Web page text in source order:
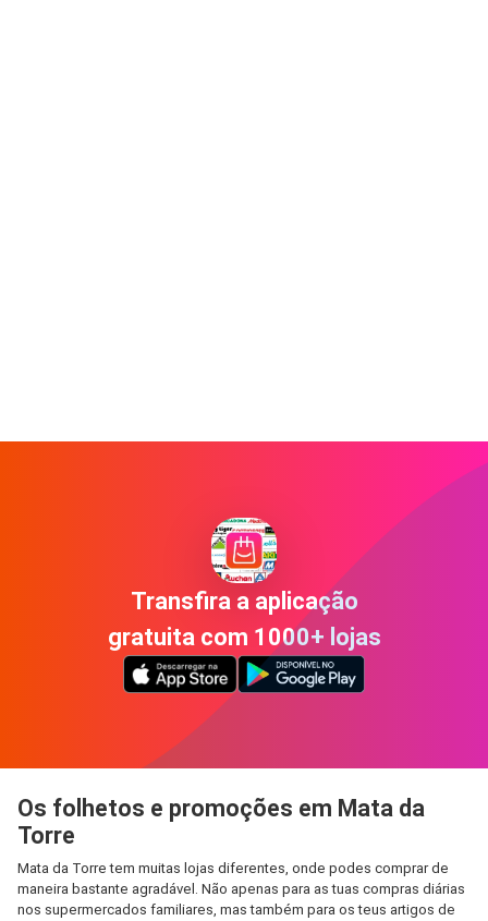
Transfira a aplicação
gratuita com 1000+ lojas
Os folhetos e promoções em Mata da
Torre
Mata da Torre tem muitas lojas diferentes, onde podes comprar de
maneira bastante agradável. Não apenas para as tuas compras diárias
nos supermercados familiares, mas também para os teus artigos de